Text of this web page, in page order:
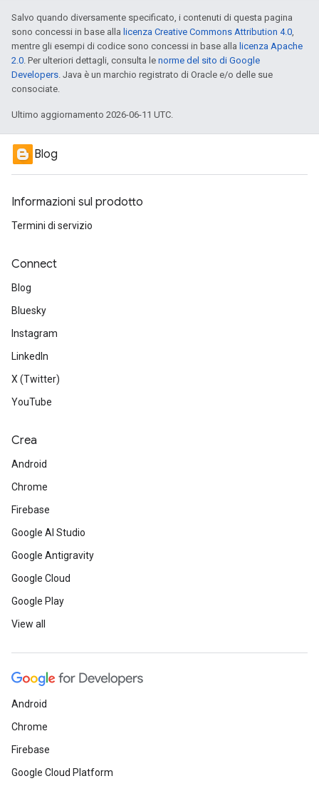
Salvo quando diversamente specificato, i contenuti di questa pagina
sono concessi in base alla licenza Creative Commons Attribution 4.0,
mentre gli esempi di codice sono concessi in base alla licenza Apache
2.0. Per ulteriori dettagli, consulta le norme del sito di Google
Developers. Java è un marchio registrato di Oracle e/o delle sue
consociate.
Ultimo aggiornamento 2026-06-11 UTC.
Blog
Informazioni sul prodotto
Termini di servizio
Connect
Blog
Bluesky
Instagram
LinkedIn
X (Twitter)
YouTube
Crea
Android
Chrome
Firebase
Google AI Studio
Google Antigravity
Google Cloud
Google Play
View all
Android
Chrome
Firebase
Google Cloud Platform